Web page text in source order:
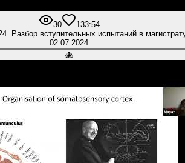
30 133:54
Разбор вступительных испытаний в
02.07.2024
🐙